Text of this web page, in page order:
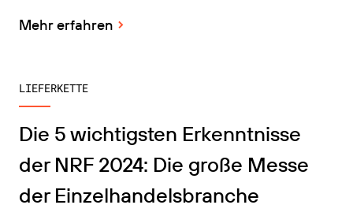
Mehr erfahren
LIEFERKETTE
Die 5 wichtigsten Erkenntnisse
der NRF 2024: Die große Messe
der Einzelhandelsbranche